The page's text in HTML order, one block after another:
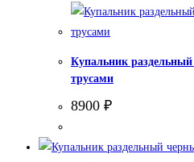
Купальник
трусами
8900 ₽